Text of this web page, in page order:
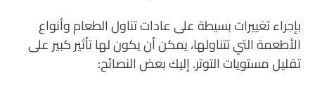
بإجراء تغييرات بسيطة على عادات تناول الطعام وأنواع
الأطعمة التي تتناولها، يمكن أن يكون لها تأثير كبير على
تقليل مستويات التوتر. إليك بعض النصائح: